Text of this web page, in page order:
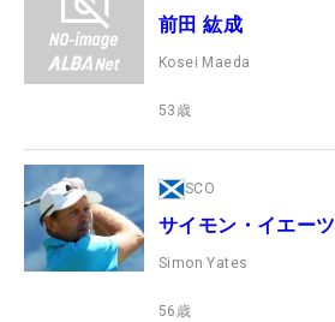
前田 紘成
Kosei Maeda
53 歳
SCO
サイモン・イエーツ
Simon Yates
56 歳